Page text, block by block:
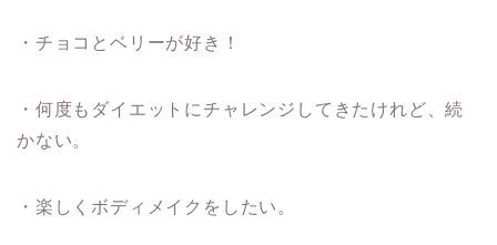
・チョコとベリーが好き！
・何度もダイエットにチャレンジしてきたけれど、続
かない。
・楽しくボディメイクをしたい。